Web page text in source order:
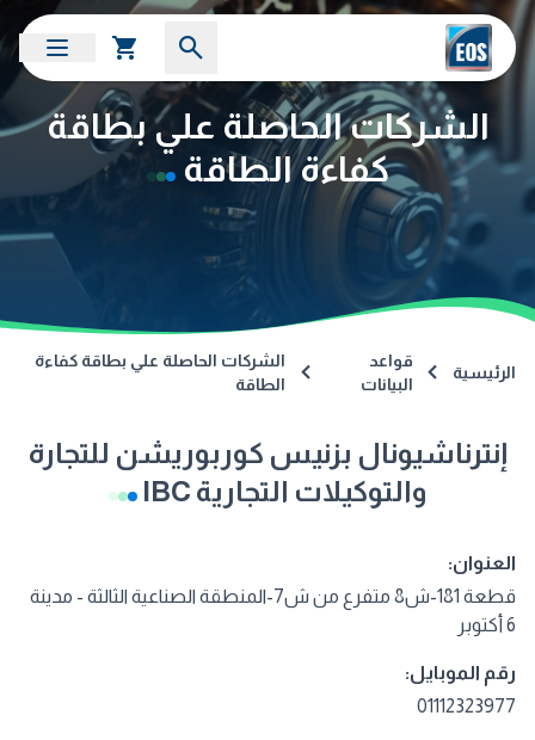
الشركات الحاصلة علي بطاقة
كفاءة الطاقة
الرئيسية
قواعد
البيانات
الشركات الحاصلة علي بطاقة كفاءة
الطاقة
إنترناشيونال بزنيس كوربوريشن للتجارة
والتوكيلات التجارية IBC
العنوان:
قطعة 181-ش8 متفرع من ش7-المنطقة الصناعية الثالثة - مدينة
6 أكتوبر
رقم الموبايل:
01112323977